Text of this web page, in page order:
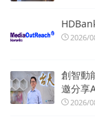
2026/
創智動
邀分享
2026/